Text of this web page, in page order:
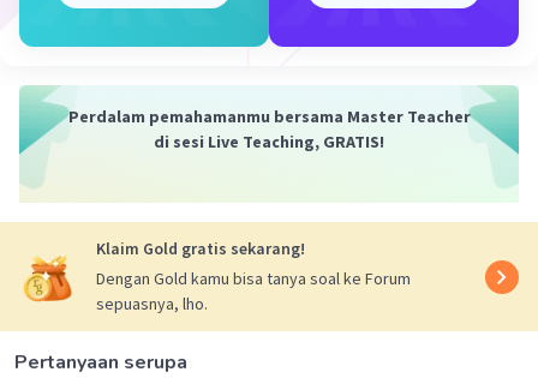
Perdalam pemahamanmu bersama Master Teacher
di sesi Live Teaching, GRATIS!
Klaim Gold gratis sekarang!
Dengan Gold kamu bisa tanya soal ke Forum
sepuasnya, lho.
Pertanyaan serupa